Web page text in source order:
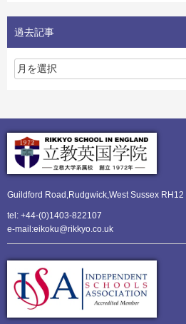
過去記事
Guildford Road,Rudgwick,West Sussex
tel: +44-(0)1403-822107
e-mail:eikoku@rikkyo.co.uk